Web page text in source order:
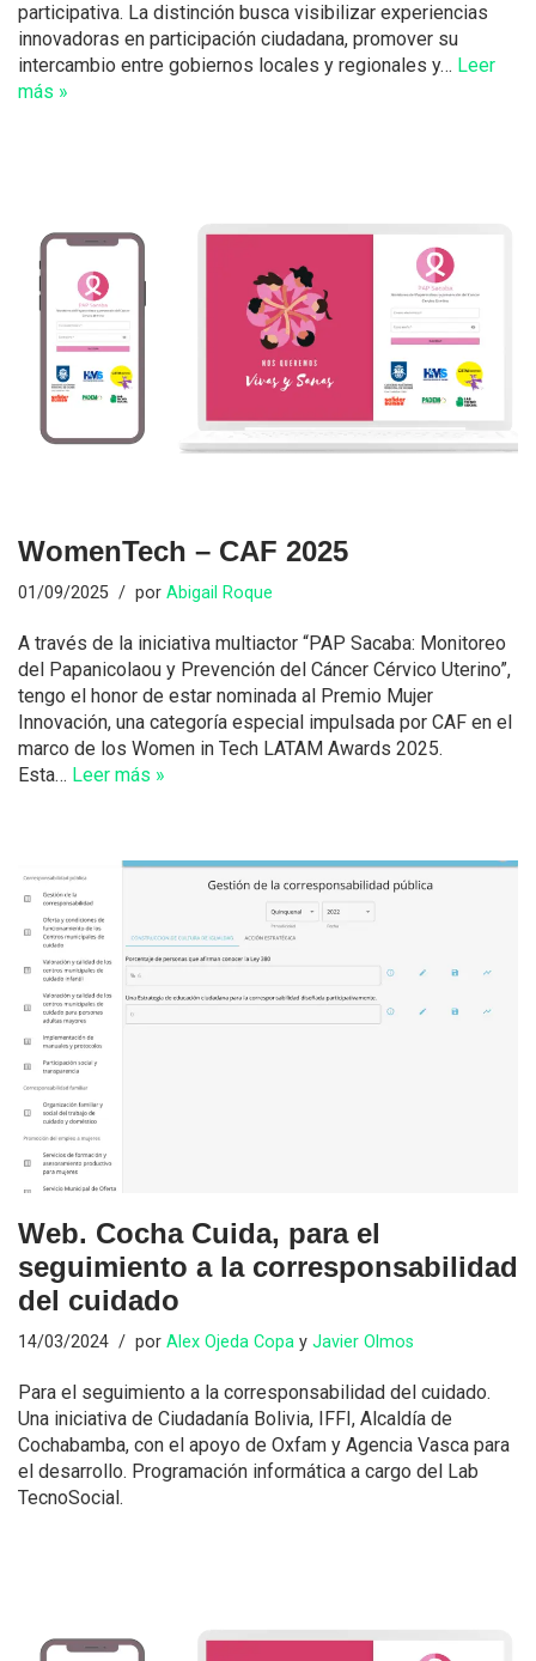
participativa. La distinción busca visibilizar experiencias
innovadoras en participación ciudadana, promover su
intercambio entre gobiernos locales y regionales y… Leer
más »
WomenTech – CAF 2025
01/09/2025 por Abigail Roque
A través de la iniciativa multiactor “PAP Sacaba: Monitoreo
del Papanicolaou y Prevención del Cáncer Cérvico Uterino”,
tengo el honor de estar nominada al Premio Mujer
Innovación, una categoría especial impulsada por CAF en el
marco de los Women in Tech LATAM Awards 2025.
Esta… Leer más »
Web. Cocha Cuida, para el
seguimiento a la corresponsabilidad
del cuidado
14/03/2024 por Alex Ojeda Copa y Javier Olmos
Para el seguimiento a la corresponsabilidad del cuidado.
Una iniciativa de Ciudadanía Bolivia, IFFI, Alcaldía de
Cochabamba, con el apoyo de Oxfam y Agencia Vasca para
el desarrollo. Programación informática a cargo del Lab
TecnoSocial.